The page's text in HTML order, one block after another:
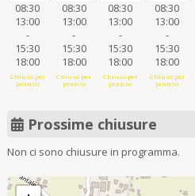
08:30
13:00
-
15:30
18:00
Chiuso per
pranzo
08:30
13:00
-
15:30
18:00
Chiuso per
pranzo
08:30
13:00
-
15:30
18:00
Chiuso per
pranzo
08:30
13:00
-
15:30
18:00
Chiuso per
pranzo
Prossime chiusure
Non ci sono chiusure in programma.